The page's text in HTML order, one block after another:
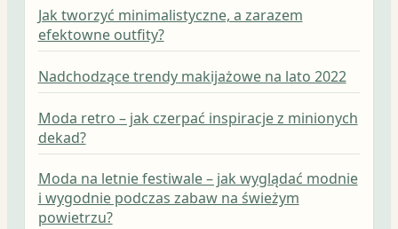
Jak tworzyć minimalistyczne, a zarazem
efektowne outfity?
Nadchodzące trendy makijażowe na lato 2022
Moda retro – jak czerpać inspiracje z minionych
dekad?
Moda na letnie festiwale – jak wyglądać modnie
i wygodnie podczas zabaw na świeżym
powietrzu?